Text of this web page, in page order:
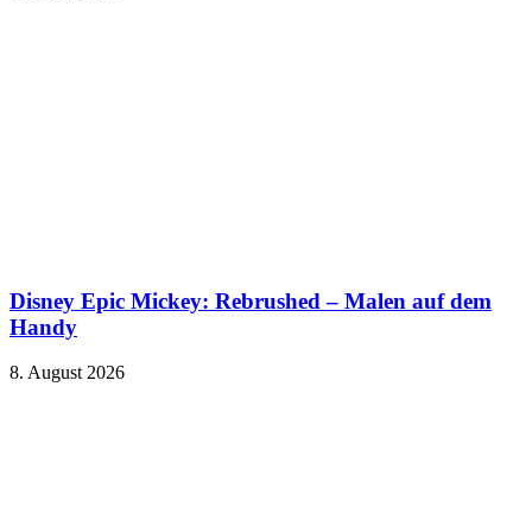
Disney Epic Mickey: Rebrushed – Malen auf dem
Handy
8. August 2026